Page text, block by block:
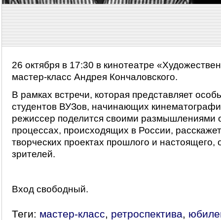
26 октября в 17:30 в кинотеатре
мастер-класс Андрея Кончаловского.
В рамках встречи, которая представляет
студентов ВУЗов, начинающих
режиссер поделится своими размышлениями
процессах, происходящих в России,
творческих проектах прошлого и настоящего,
зрителей.
Вход свободный.
Теги: мастер-класс, ретроспектива,